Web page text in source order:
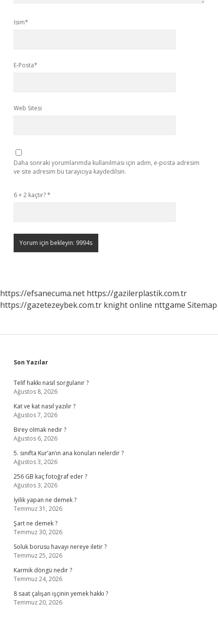
İsim*
E-Posta*
Web Sitesi
Daha sonraki yorumlarımda kullanılması için adım, e-posta adresim
ve site adresim bu tarayıcıya kaydedilsin.
6 + 2 kaçtır?*
https://efsanecuma.net https://gazilerplastik.com.tr
https://gazetezeybek.com.tr knight online nttgame Sitemap
Sidebar
Son Yazılar
Telif hakkı nasıl sorgulanır ?
Ağustos 8, 2026
Kat ve kat nasıl yazılır ?
Ağustos 7, 2026
Birey olmak nedir ?
Ağustos 6, 2026
5. sınıfta Kur’an’ın ana konuları nelerdir ?
Ağustos 3, 2026
256 GB kaç fotoğraf eder ?
Ağustos 3, 2026
İyilik yapan ne demek ?
Temmuz 31, 2026
Şart ne demek ?
Temmuz 30, 2026
Soluk borusu havayı nereye iletir ?
Temmuz 25, 2026
Karmik döngü nedir ?
Temmuz 24, 2026
8 saat çalışan işçinin yemek hakkı ?
Temmuz 20, 2026